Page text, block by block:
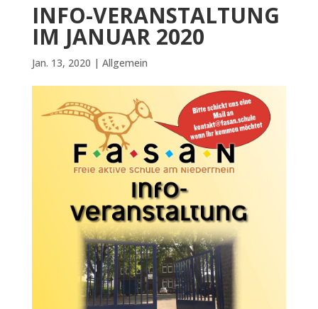
INFO-VERANSTALTUNG
IM JANUAR 2020
Jan. 13, 2020 | Allgemein